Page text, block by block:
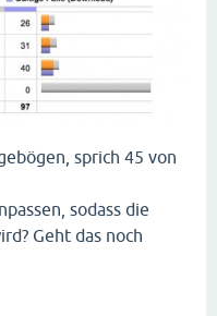
sprich 45 von
sodass die
Geht das noch